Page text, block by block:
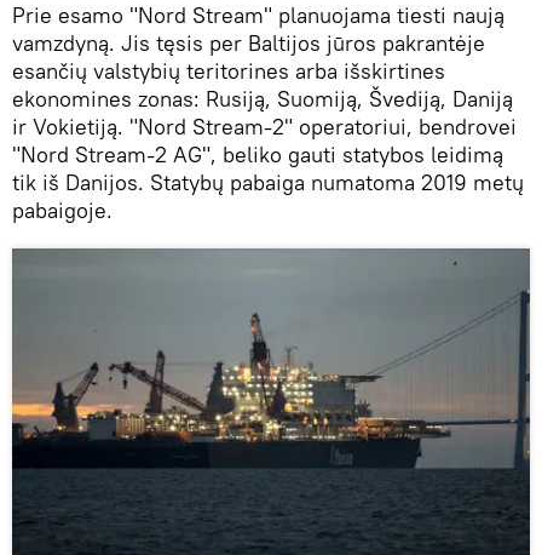
Prie esamo "Nord Stream" planuojama tiesti naują
vamzdyną. Jis tęsis per Baltijos jūros pakrantėje
esančių valstybių teritorines arba išskirtines
ekonomines zonas: Rusiją, Suomiją, Švediją, Daniją
ir Vokietiją. "Nord Stream-2" operatoriui, bendrovei
"Nord Stream-2 AG", beliko gauti statybos leidimą
tik iš Danijos. Statybų pabaiga numatoma 2019 metų
pabaigoje.